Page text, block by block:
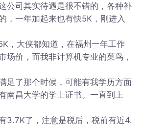
公司其实待遇是很不错的，各种补
，一年加起来也有快5K，刚进入
，大侠都知道，在福州一年工作
场价，而我非计算机专业的菜鸟，
足了那个时候，可能有我学历方面
南昌大学的学士证书。一直到上
3.7K了，注意是税后，税前有近4.